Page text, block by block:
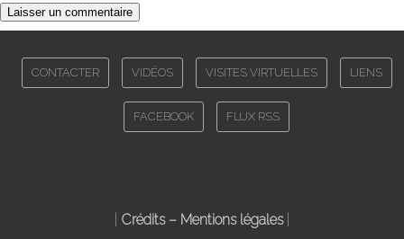
CONTACTER VIDÉOS VISITES VIRTUELLES LIENS
FACEBOOK FLUX RSS
Crédits – Mentions légales|